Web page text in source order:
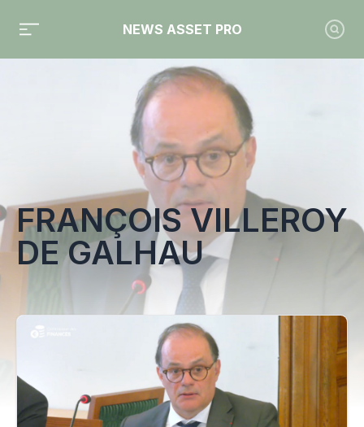
NEWS ASSET PRO
Toute l'actualité sur le tag "François Villeroy de Galhau"
FRANÇOIS VILLEROY
DE GALHAU